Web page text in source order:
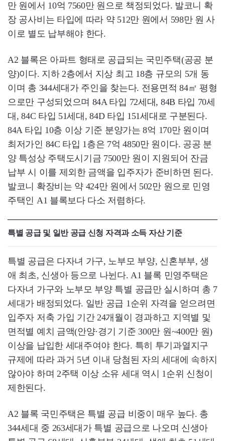
만 원에서 10억 7560만 원으로 책정되었다. 발코니 확
장 공사비는 타입에 따라 약 512만 원에서 598만 원 사
이로 별도 납부해야 한다.
A2 블록은 아파트 형태로 공급되는 국민주택(공공 분
양)이다. 지하 2층에서 지상 최고 18층 규모의 5개 동
이며 총 344세대가 주인을 찾는다. 전용면적 84㎡ 평형
으로만 구성되었으며 84A 타입 72세대, 84B 타입 70세
대, 84C 타입 51세대, 84D 타입 151세대로 구분된다.
84A 타입 10층 이상 기준 분양가는 8억 170만 원이며
최저가인 84C 타입 1층은 7억 4850만 원이다. 공공 분
양 특성상 주택도시기금 7500만 원이 지원되어 잔금
납부 시 이를 제외한 금액을 입주자가 준비하면 된다.
발코니 확장비는 약 424만 원에서 502만 원으로 민영
주택인 A1 블록보다 다소 저렴하다.
특별 공급 및 일반 공급 신청 자격과 소득 자산 기준
특별 공급은 다자녀 가구, 노부모 부양, 신혼부부, 생
애 최초, 신생아 등으로 나뉜다. A1 블록 민영주택은
다자녀 가구와 노부모 부양 특별 공급만 실시하며 총 7
세대가 배정되었다. 일반 공급 1순위 자격을 얻으려면
입주자 저축 가입 기간 24개월이 경과하고 지역별 및
면적별 예치 금액(안양·경기 기준 300만 원~400만 원)
이상을 납입한 세대주여야 한다. 특히 투기과열지구
규제에 따라 과거 5년 이내 당첨된 자의 세대에 속하지
않아야 하며 2주택 이상 소유 세대 역시 1순위 신청이
제한된다.
A2 블록 국민주택은 특별 공급 비중이 매우 높다. 총
344세대 중 263세대가 특별 공급으로 나오며 신생아